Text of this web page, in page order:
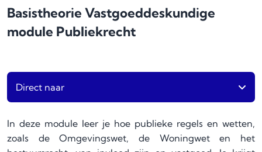
Basistheorie Vastgoeddeskundige
module Publiekrecht
Direct naar
In deze module leer je hoe publieke regels en wetten,
zoals de Omgevingswet, de Woningwet en het